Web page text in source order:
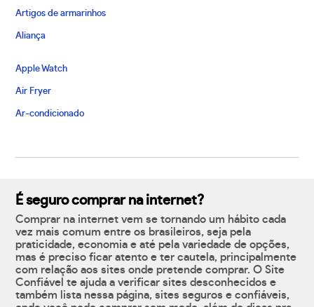
Artigos de armarinhos
Aliança
Apple Watch
Air Fryer
Ar-condicionado
É seguro comprar na internet?
Comprar na internet vem se tornando um hábito cada
vez mais comum entre os brasileiros, seja pela
praticidade, economia e até pela variedade de opções,
mas é preciso ficar atento e ter cautela, principalmente
com relação aos sites onde pretende comprar. O Site
Confiável te ajuda a verificar sites desconhecidos e
também lista nessa página, sites seguros e confiáveis,